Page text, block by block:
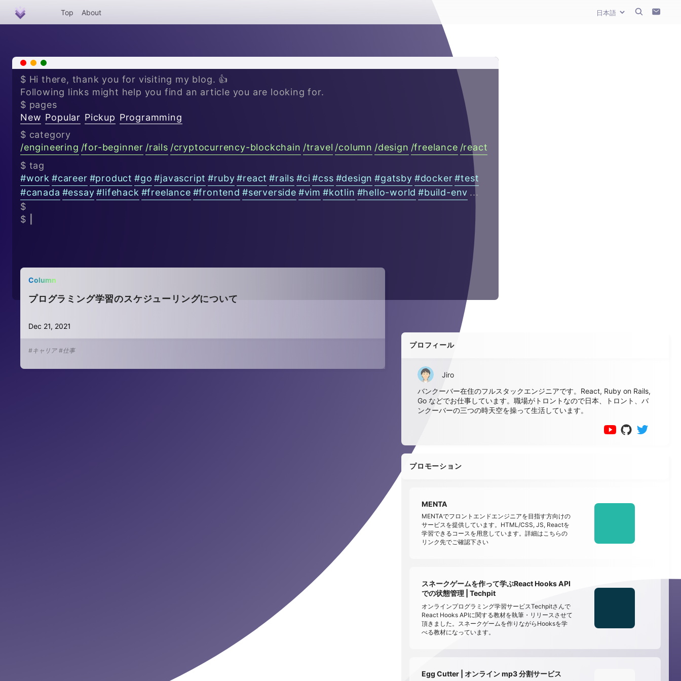
Top About
x +
$ Hi there, thank you for visiting my blog. 👍
Following links might help you find an article you are looking for.
$ pages
New Popular Pickup Programming
$ category
/engineering /for-beginner /rails /cryptocurrency-blockchain /travel /column /design /freelance /react
$ tag
#work #career #product #go #javascript #ruby #react #rails #ci #css #design #gatsby #docker #test
#canada #essay #lifehack #freelance #frontend #serverside #vim #kotlin #hello-world #build-env ...
$
$
Column
プログラミング学習のスケジューリングについて
Dec 21, 2021
#キャリア #仕事
プロフィール
Jiro
バンクーバー在住のフルスタックエンジニアです。React, Ruby on Rails,
Go などでお仕事しています。職場がトロントなので日本、トロント、バ
ンクーバーの三つの時天空を操って生活しています。
プロモーション
MENTA
MENTAでフロントエンドエンジニアを目指す方向けの
サービスを提供しています。HTML/CSS, JS, Reactを
学習できるコースを用意しています。詳細はこちらの
リンク先でご確認下さい
スネークゲームを作って学ぶReact Hooks API
での状態管理 | Techpit
オンラインプログラミング学習サービスTechpitさんで
React Hooks APIに関する教材を執筆・リリースさせて
頂きました。スネークゲームを作りながらHooksを学
べる教材になっています。
Egg Cutter | オンライン mp3 分割サービス